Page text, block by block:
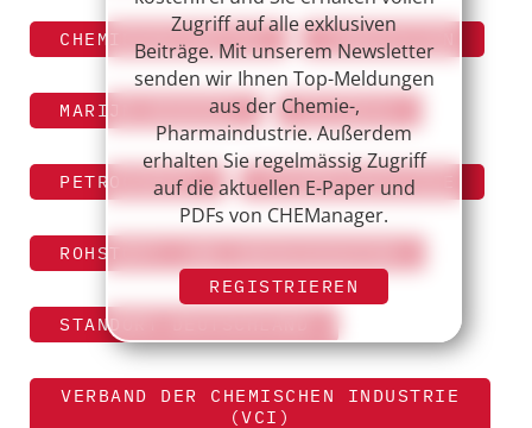
Zugriff auf alle exklusiven
Beiträge. Mit unserem Newsletter
senden wir Ihnen Top-Meldungen
aus der Chemie-,
Pharmaindustrie. Außerdem
erhalten Sie regelmässig Zugriff
auf die aktuellen E-Paper und
PDFs von CHEManager.
REGISTRIEREN
CHEMIEKONJUNKTUR INNOVATION
MARIJN DEKKERS ÖLPREIS
PETROCHEMIE PHARMAINDUSTRIE
ROHSTOFF- UND ENERGIEKOSTEN
STANDORT DEUTSCHLAND
VERBAND DER CHEMISCHEN INDUSTRIE
(VCI)